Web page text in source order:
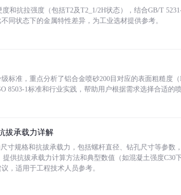
和抗拉强度（包括T2及T2_1/2H状态），结合GB/T
同状态下的金属特性差异，为工业选材提供参考。
标准，重点分析了铝合金喷砂200目对应的表面粗糙度
8503-1标准和行业实践，帮助用户根据需求选择合适的喷
拔承载力详解
寸规格和抗拔承载力，包括螺杆直径、钻孔尺寸等参数
提供抗拔承载力计算方法和典型数值（如混凝土强度C30
，适用于工程技术人员参考。